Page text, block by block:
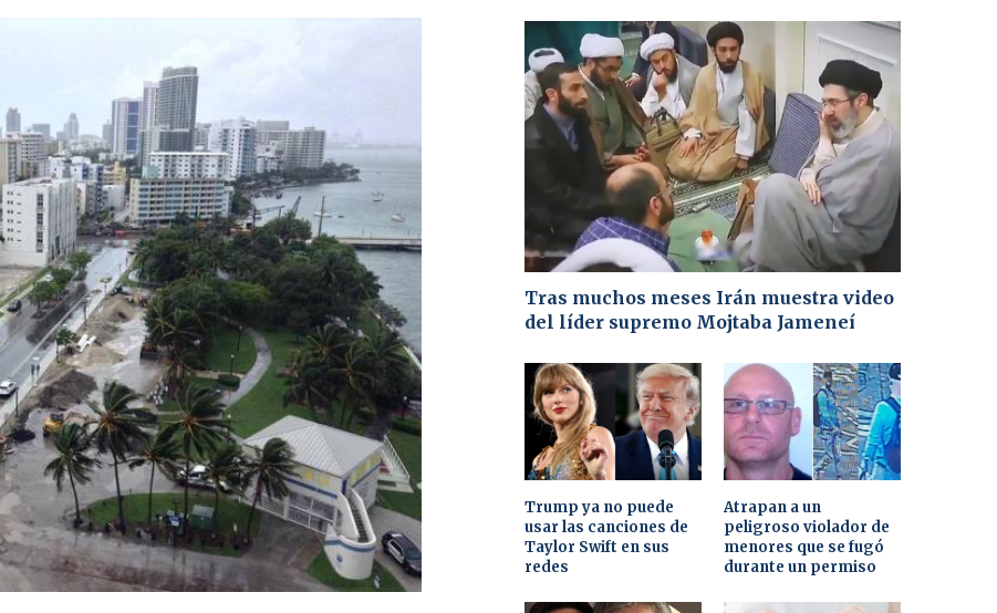
Tras muchos meses Irán muestra video
del líder supremo Mojtaba Jameneí
Trump ya no puede
usar las canciones de
Taylor Swift en sus
redes
Atrapan a un
peligroso violador de
menores que se fugó
durante un permiso